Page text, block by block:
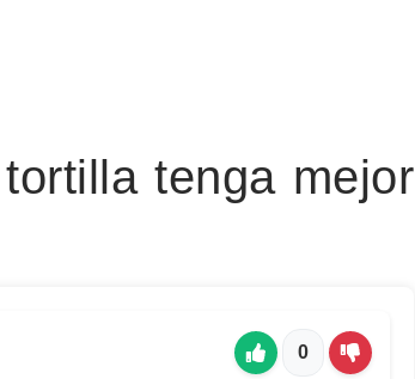
tenga mejor
0